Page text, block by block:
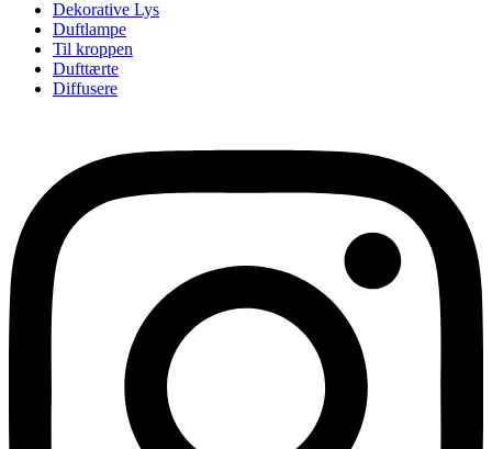
Dekorative Lys
Duftlampe
Til kroppen
Dufttærte
Diffusere